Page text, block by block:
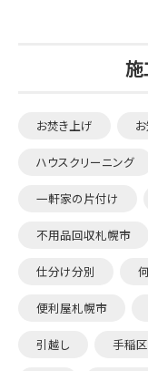
施
お焚き上げ
ハウスクリーニング
一軒家の片付け
不用品回収札幌市
仕分け分別
便利屋札幌市
引越し 手稲区